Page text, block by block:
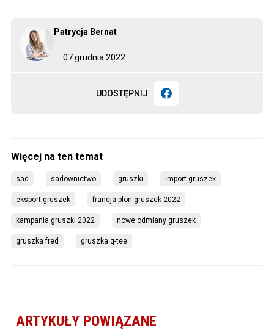
07 grudnia 2022
Patrycja Bernat
UDOSTĘPNIJ
sad sadownictwo gruszki import gruszek
eksport gruszek francja plon gruszek 2022
kampania gruszki 2022 nowe odmiany gruszek
gruszka fred gruszka q-tee
ARTYKUŁY POWIĄZANE